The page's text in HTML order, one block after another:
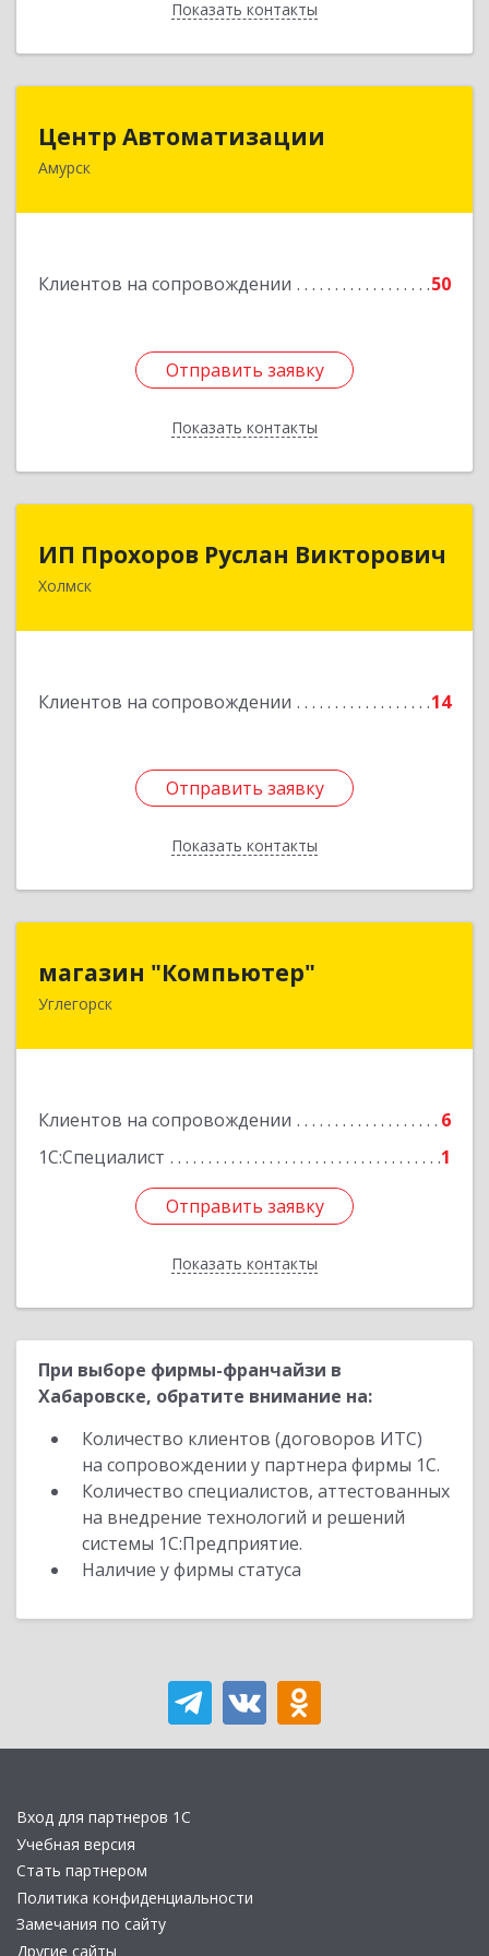
Показать контакты
Назад
Центр Автоматизации
Амурск
Клиентов на сопровождении 50
Отправить заявку
Показать контакты
682640, Хабаровский край, Амурск г, Мира пр-
Отправить заявку
Назад
ИП Прохоров Руслан Викторович
Холмск
Клиентов на сопровождении 14
Отправить заявку
Показать контакты
694620, Сахалинская обл, Холмский р-н, Холмск
Отправить заявку
Назад
магазин "Компьютер"
Углегорск
Клиентов на сопровождении
6
1С:Специалист
1
Отправить заявку
Показать контакты
694920, Сахалинская обл, Углегорский р-н,
Отправить заявку
Назад
При выборе фирмы-франчайзи в
Хабаровске, обратите внимание на:
Количество клиентов (договоров ИТС)
на сопровождении у партнера фирмы 1С.
Количество специалистов, аттестованных
на внедрение технологий и решений
системы 1С:Предприятие.
Наличие у фирмы статуса
Вход для партнеров 1С
Учебная версия
Стать партнером
Политика конфиденциальности
Замечания по сайту
Другие сайты